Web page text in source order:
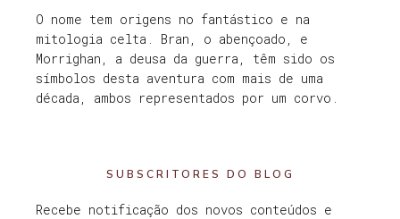
O nome tem origens no fantástico e na
mitologia celta. Bran, o abençoado, e
Morrighan, a deusa da guerra, têm sido os
símbolos desta aventura com mais de uma
década, ambos representados por um corvo.
SUBSCRITORES DO BLOG
Recebe notificação dos novos conteúdos e